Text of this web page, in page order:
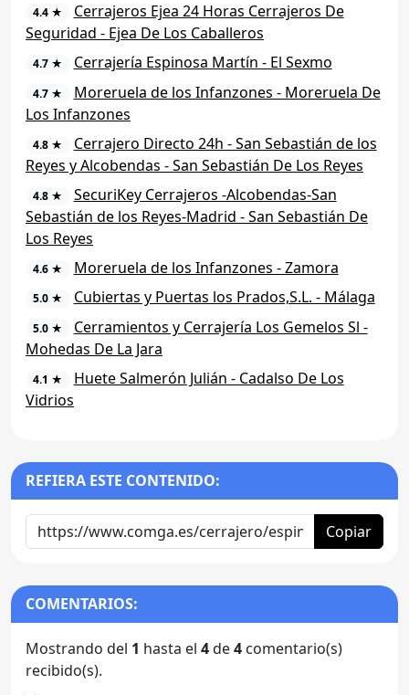
4.4 ★
Cerrajeros Ejea 24 Horas Cerrajeros De
Seguridad - Ejea De Los Caballeros
4.7 ★ Cerrajería Espinosa Martín - El Sexmo
4.7 ★
Moreruela de los Infanzones - Moreruela De
Los Infanzones
4.8 ★
Cerrajero Directo 24h - San Sebastián de los
Reyes y Alcobendas - San Sebastián De Los Reyes
4.8 ★
SecuriKey Cerrajeros -Alcobendas-San
Sebastián de los Reyes-Madrid - San Sebastián De
Los Reyes
4.6 ★ Moreruela de los Infanzones - Zamora
5.0 ★ Cubiertas y Puertas los Prados,S.L. - Málaga
5.0 ★
Cerramientos y Cerrajería Los Gemelos Sl -
Mohedas De La Jara
4.1 ★
Huete Salmerón Julián - Cadalso De Los
Vidrios
REFIERA ESTE CONTENIDO:
Copiar
COMENTARIOS:
Mostrando del 1 hasta el 4de4 comentario(s)
recibido(s).